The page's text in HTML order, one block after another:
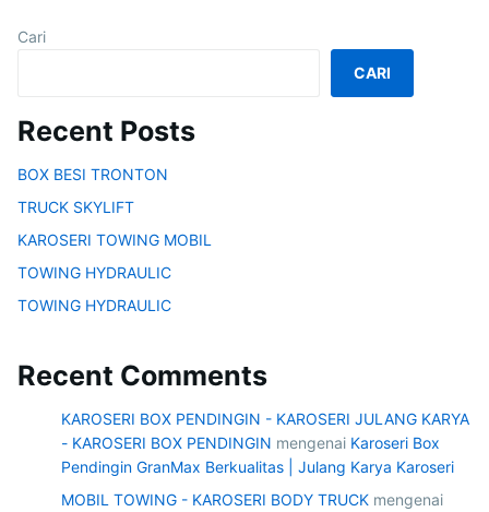
Cari
CARI
Recent Posts
BOX BESI TRONTON
TRUCK SKYLIFT
KAROSERI TOWING MOBIL
TOWING HYDRAULIC
TOWING HYDRAULIC
Recent Comments
KAROSERI BOX PENDINGIN - KAROSERI JULANG KARYA
- KAROSERI BOX PENDINGIN mengenai Karoseri Box
Pendingin GranMax Berkualitas | Julang Karya Karoseri
MOBIL TOWING - KAROSERI BODY TRUCK mengenai